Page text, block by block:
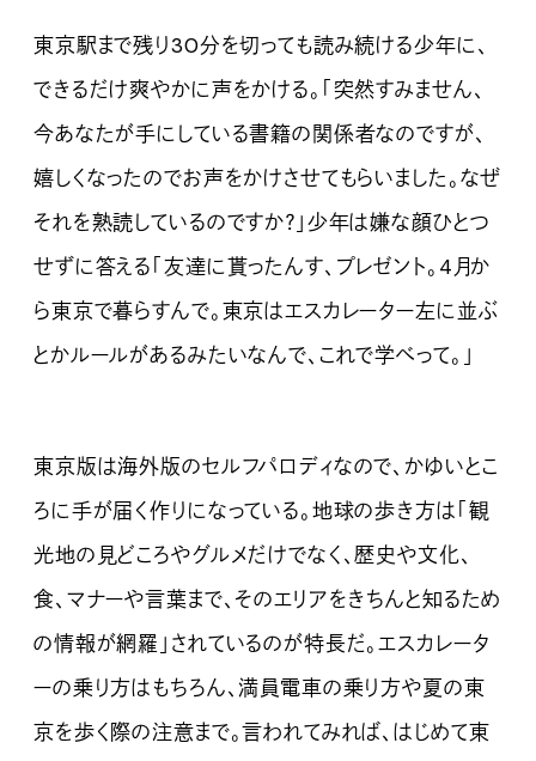
東京駅まで残り30分を切っても読み続ける少年に、
できるだけ爽やかに声をかける。「突然すみません、
今あなたが手にしている書籍の関係者なのですが、
嬉しくなったのでお声をかけさせてもらいました。なぜ
それを熟読しているのですか？」少年は嫌な顔ひとつ
せずに答える「友達に貰ったんす、プレゼント。4月か
ら東京で暮らすんで。東京はエスカレーター左に並ぶ
とかルールがあるみたいなんで、これで学べって。」
東京版は海外版のセルフパロディなので、かゆいとこ
ろに手が届く作りになっている。地球の歩き方は「観
光地の見どころやグルメだけでなく、歴史や文化、
食、マナーや言葉まで、そのエリアをきちんと知るため
の情報が網羅」されているのが特長だ。エスカレータ
ーの乗り方はもちろん、満員電車の乗り方や夏の東
京を歩く際の注意まで。言われてみれば、はじめて東